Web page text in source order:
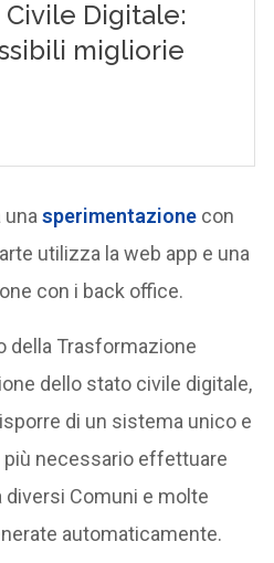
unasperimentazione con
utilizza la web app e una
con i back office.
della Trasformazione
dello stato civile digitale,
di un sistema unico e
più necessario effettuare
Comuni e molte
automaticamente.